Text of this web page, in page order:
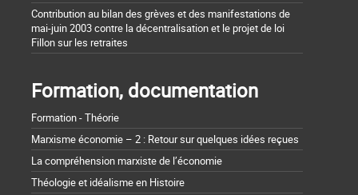
Contribution au bilan des grèves et des manifestations de
mai-juin 2003 contre la décentralisation et le projet de loi
Fillon sur les retraites
Formation, documentation
Formation - Théorie
Marxisme économie – 2 : Retour sur quelques idées reçues
La compréhension marxiste de l’économie
Théologie et idéalisme en Histoire